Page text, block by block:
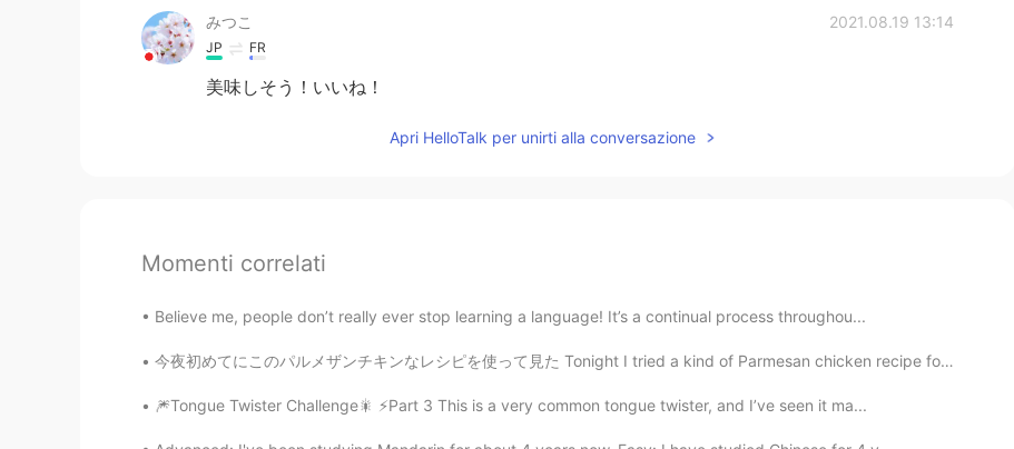
みつこ 2021.08.19 13:14
JP FR
美味しそう！いいね！
Apri HelloTalk per unirti alla conversazione
Momenti correlati
Believe me, people don’t really ever stop learning a language! It’s a continual process throughou...
今夜初めてにこのパルメザンチキンなレシピを使って見た Tonight I tried a kind of Parmesan chicken recipe for the first time ...
🎆Tongue Twister Challenge🎇 ⚡️Part 3 This is a very common tongue twister, and I’ve seen it ma...